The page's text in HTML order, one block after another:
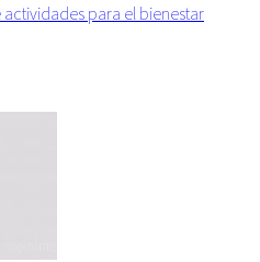
para el bienestar